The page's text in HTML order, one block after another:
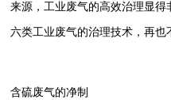
来源，工业废气的高效治理显
六类工业废气的治理技术，再也
含硫废气的净制